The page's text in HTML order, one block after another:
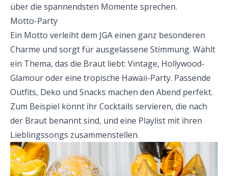
über die spannendsten Momente sprechen.
Motto-Party
Ein Motto verleiht dem JGA einen ganz besonderen
Charme und sorgt für ausgelassene Stimmung. Wählt
ein Thema, das die Braut liebt: Vintage, Hollywood-
Glamour oder eine tropische Hawaii-Party. Passende
Outfits, Deko und Snacks machen den Abend perfekt.
Zum Beispiel könnt ihr Cocktails servieren, die nach
der Braut benannt sind, und eine Playlist mit ihren
Lieblingssongs zusammenstellen.